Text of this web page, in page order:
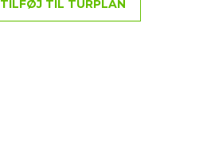
TILFØJ TIL TURPLAN